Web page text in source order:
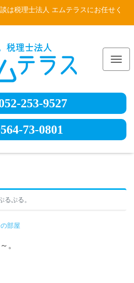
は税理士法人 エムテラスにお任せく
253-9527
73-0801
るぷる。
部屋
。